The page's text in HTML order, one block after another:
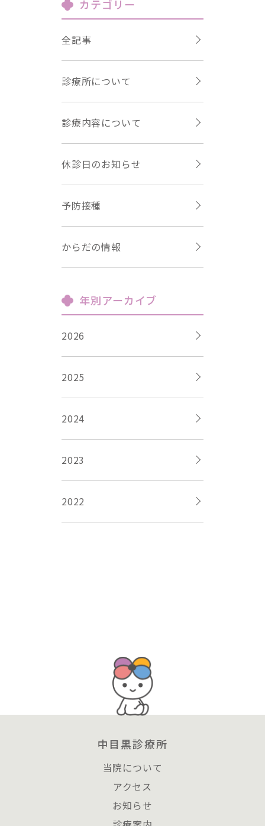
カテゴリー
全記事
診療所について
診療内容について
休診日のお知らせ
予防接種
からだの情報
年別アーカイブ
2026
2025
2024
2023
2022
中目黒診療所
当院について
アクセス
お知らせ